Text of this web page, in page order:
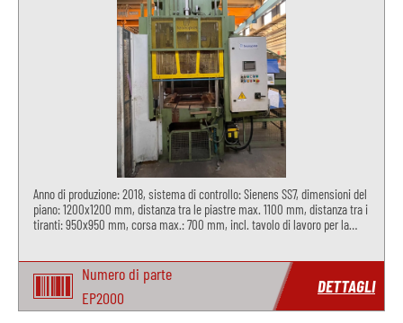
Anno di produzione: 2018, sistema di controllo: Sienens SS7, dimensioni del
piano: 1200x1200 mm, distanza tra le piastre max. 1100 mm, distanza tra i
tiranti: 950x950 mm, corsa max.: 700 mm, incl. tavolo di lavoro per la
Numero di parte
EP2000
DETTAGLI